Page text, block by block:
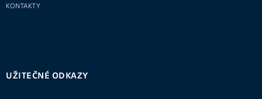
KONTAKTY
UŽITEČNÉ ODKAZY